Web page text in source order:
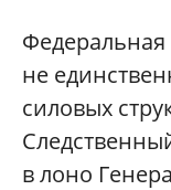
не
силовых
в лоно